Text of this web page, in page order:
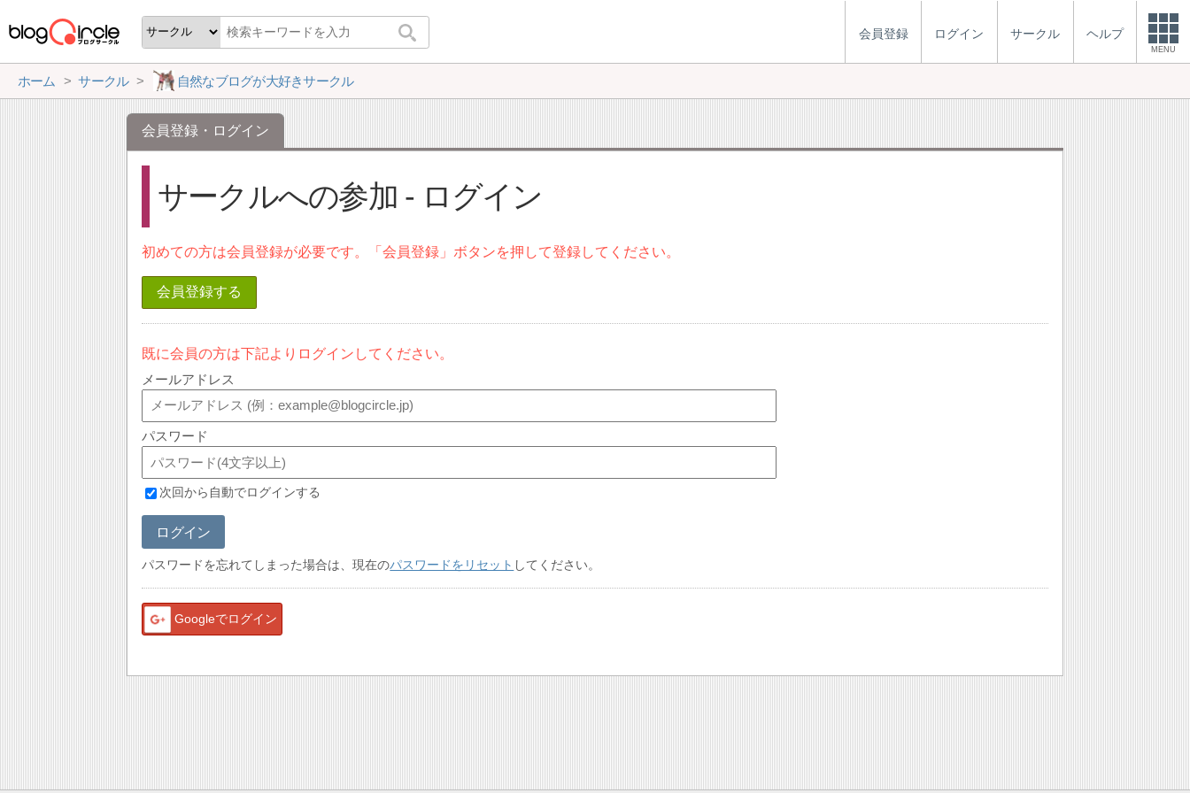
会員登録 ログイン サークル ヘルプ
MENU
ホーム サークル 自然なブログが大好きサークル
会員登録・ログイン
サークルへの参加 - ログイン
初めての方は会員登録が必要です。「会員登録」ボタンを押して登録してください。
会員登録する
既に会員の方は下記よりログインしてください。
メールアドレス
パスワード
次回から自動でログインする
ログイン
パスワードを忘れてしまった場合は、現在のパスワードをリセット してください。
Googleでログイン